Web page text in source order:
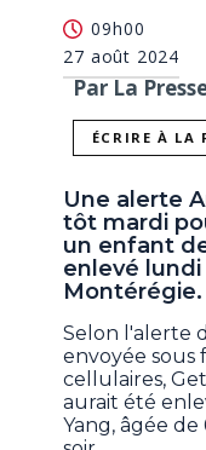
09h00
27 août 2024
Par La
ÉCRIRE À LA
Une alerte
tôt mardi
un enfant
enlevé lundi
Montérégie.
Selon l'alerte
envoyée sous
cellulaires,
aurait été
Yang, âgée de